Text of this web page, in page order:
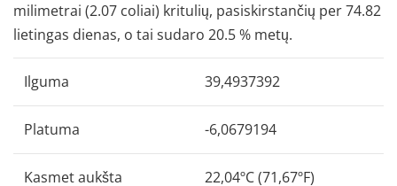
milimetrai (2.07 coliai) kritulių, pasiskirstančių per 74.82
lietingas dienas, o tai sudaro 20.5 % metų.
Ilguma 39,4937392
Platuma -6,0679194
Kasmet aukšta
22,04ºC (71,67ºF)